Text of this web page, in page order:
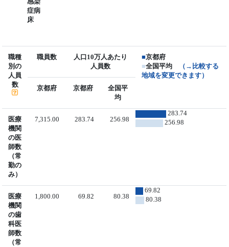
症病
床
職種
別の
人員
数
職員数
人口10万人あたり
人員数
■京都府
■全国平均
（→比較する
地域を変更できます）
京都府
京都府
全国平
均
医療
機関
の医
師数
（常
勤の
み）
7,315.00 283.74 256.98
283.74
256.98
医療
機関
の歯
科医
師数
（常
1,800.00 69.82 80.38
69.82
80.38